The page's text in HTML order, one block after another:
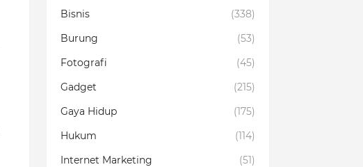
Bisnis
(338)
Burung
(53)
Fotografi
(45)
Gadget
(215)
Gaya Hidup
(175)
Hukum
(114)
Internet Marketing
(51)